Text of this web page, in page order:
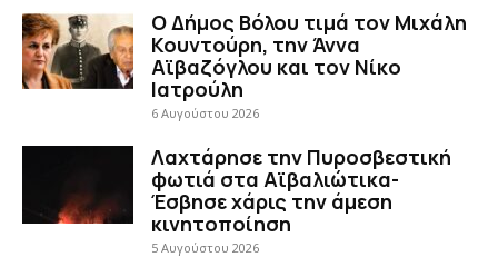
Ο Δήμος Βόλου τιμά τον Μιχάλη
Κουντούρη, την Άννα
Αϊβαζόγλου και τον Νίκο
Ιατρούλη
6 Αυγούστου 2026
Λαχτάρησε την Πυροσβεστική
φωτιά στα Αϊβαλιώτικα-
Έσβησε χάρις την άμεση
κινητοποίηση
5 Αυγούστου 2026